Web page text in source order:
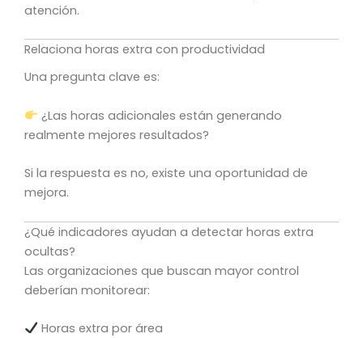
atención.
Relaciona horas extra con productividad
Una pregunta clave es:
¿Las horas adicionales están generando
realmente mejores resultados?
Si la respuesta es no, existe una oportunidad de
mejora.
¿Qué indicadores ayudan a detectar horas extra
ocultas?
Las organizaciones que buscan mayor control
deberían monitorear:
Horas extra por área